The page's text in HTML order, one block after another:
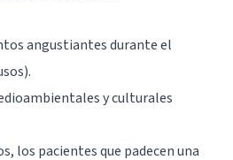
angustiantes durante el
y culturales
los pacientes que padecen una